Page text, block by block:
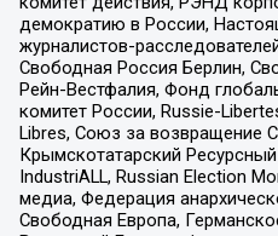
демократию в России,
журналистов-
Свободная Россия Берлин,
Рейн-Вестфалия, Фонд
комитет России, Russie-
Libres, Союз за возвращение
Крымскотатарский
IndustriALL, Russian Election
медиа, Федерация
Свободная Европа,